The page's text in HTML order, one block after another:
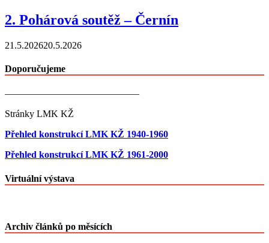
2. Pohárová soutěž – Černín
21.5.202620.5.2026
Doporučujeme
——————————————
Stránky LMK KŽ
Přehled konstrukcí LMK KŽ 1940-1960
Přehled konstrukcí LMK KŽ 1961-2000
Virtuální výstava
Archiv článků po měsících